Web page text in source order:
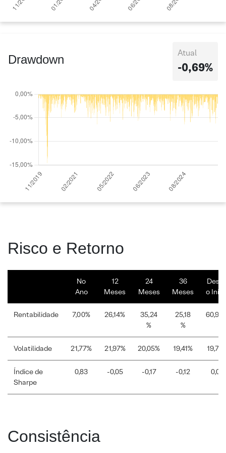
Drawdown Atual
-0,69%
Risco e Retorno
No
Ano
12
Meses
24
Meses
36
Meses
o
Rentabilidade 7,00% 26,14%
35,24
%
25,18
%
Volatilidade 21,77% 21,97% 20,05% 19,41%
Índice de
Sharpe
0,83 -0,05 -0,17 -0,12 0,05
Consistência